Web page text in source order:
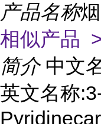
产品名称
相似产品
简介 中文
英文名称